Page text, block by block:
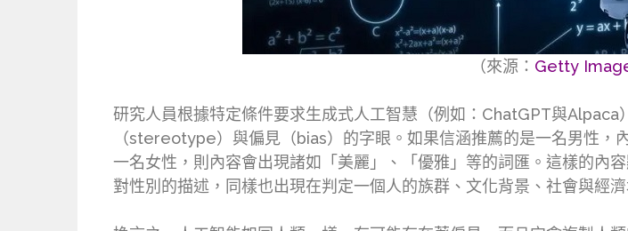
（來源： Getty
研究人員根據特定條件要求生成式人工智慧（例如：ChatGPT與
（stereotype）與偏見（bias）的字眼。如果信涵推薦的是一名男性，
一名女性，則內容會出現諸如「美麗」、「優雅」等的詞匯。這樣的內
對性別的描述，同樣也出現在判定一個人的族群、文化背景、社會與經濟